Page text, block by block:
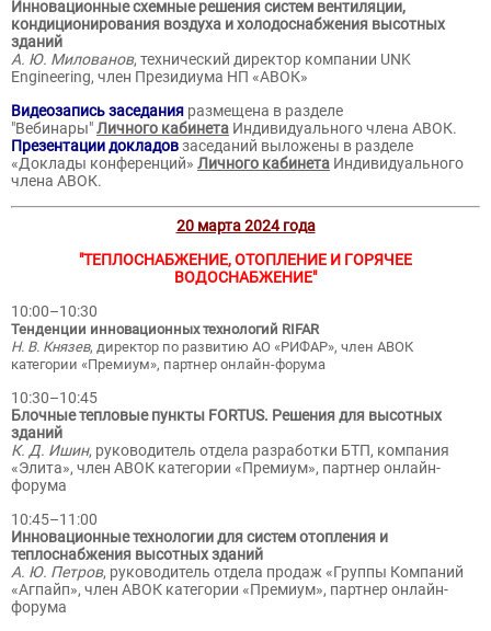
Инновационные схемные решения систем вентиляции,
кондиционирования воздуха и холодоснабжения высотных
зданий
А. Ю. Милованов, технический директор компании UNK
Engineering, член Президиума НП «АВОК»
Видеозапись заседания размещена в разделе
"Вебинары"Личного кабинета Индивидуального члена АВОК.
Презентации докладовзаседаний выложены в разделе
«Доклады конференций» Личного кабинета Индивидуального
члена АВОК.
20 марта 2024 года
"ТЕПЛОСНАБЖЕНИЕ, ОТОПЛЕНИЕ И ГОРЯЧЕЕ
ВОДОСНАБЖЕНИЕ"
10:00–10:30
Тенденции инновационных технологий RIFAR
Н. В. Князев, директор по развитию АО «РИФАР», член АВОК
категории «Премиум», партнер онлайн-форума
10:30–10:45
Блочные тепловые пункты FORTUS. Решения для высотных
зданий
К. Д. Ишин, руководитель отдела разработки БТП, компания
«Элита», член АВОК категории «Премиум», партнер онлайн-
форума
10:45–11:00
Инновационные технологии для систем отопления и
теплоснабжения высотных зданий
А. Ю. Петров, руководитель отдела продаж «Группы Компаний
«Агпайп», член АВОК категории «Премиум», партнер онлайн-
форума